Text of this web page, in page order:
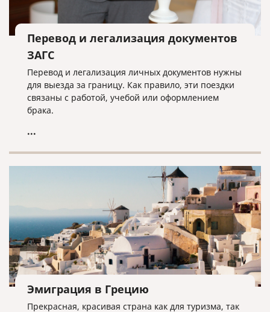
Перевод и легализация документов
ЗАГС
Перевод и легализация личных документов нужны
для выезда за границу. Как правило, эти поездки
связаны с работой, учебой или оформлением
брака.
...
Эмиграция в Грецию
Прекрасная, красивая страна как для туризма, так